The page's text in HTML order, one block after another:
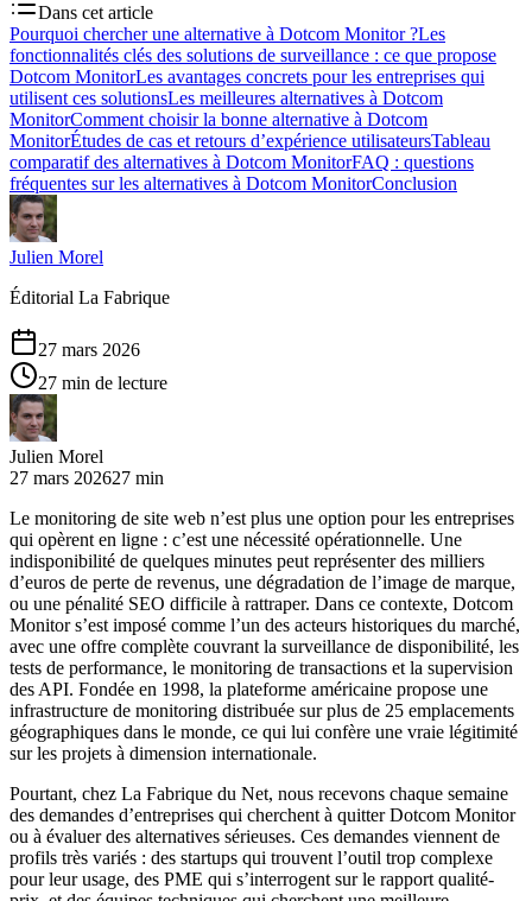
Dans cet article
Pourquoi chercher une alternative à Dotcom Monitor ?Les
fonctionnalités clés des solutions de surveillance : ce que propose
Dotcom MonitorLes avantages concrets pour les entreprises qui
utilisent ces solutionsLes meilleures alternatives à Dotcom
MonitorComment choisir la bonne alternative à Dotcom
MonitorÉtudes de cas et retours d’expérience utilisateursTableau
comparatif des alternatives à Dotcom MonitorFAQ : questions
fréquentes sur les alternatives à Dotcom MonitorConclusion
Julien Morel
Éditorial La Fabrique
27 mars 2026
27 min de lecture
Julien Morel
27 mars 202627 min
Le monitoring de site web n’est plus une option pour les entreprises
qui opèrent en ligne : c’est une nécessité opérationnelle. Une
indisponibilité de quelques minutes peut représenter des milliers
d’euros de perte de revenus, une dégradation de l’image de marque,
ou une pénalité SEO difficile à rattraper. Dans ce contexte, Dotcom
Monitor s’est imposé comme l’un des acteurs historiques du marché,
avec une offre complète couvrant la surveillance de disponibilité, les
tests de performance, le monitoring de transactions et la supervision
des API. Fondée en 1998, la plateforme américaine propose une
infrastructure de monitoring distribuée sur plus de 25 emplacements
géographiques dans le monde, ce qui lui confère une vraie légitimité
sur les projets à dimension internationale.
Pourtant, chez La Fabrique du Net, nous recevons chaque semaine
des demandes d’entreprises qui cherchent à quitter Dotcom Monitor
ou à évaluer des alternatives sérieuses. Ces demandes viennent de
profils très variés : des startups qui trouvent l’outil trop complexe
pour leur usage, des PME qui s’interrogent sur le rapport qualité-